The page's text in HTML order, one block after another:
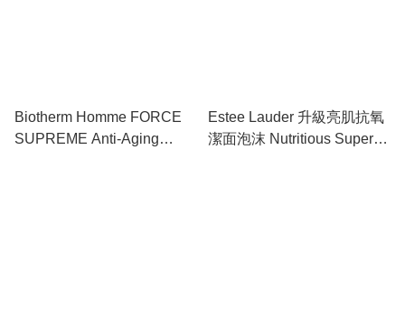
Biotherm Homme FORCE
SUPREME Anti-Aging
Estee Lauder 升級亮肌抗氧
潔面泡沫 Nutritious Super-